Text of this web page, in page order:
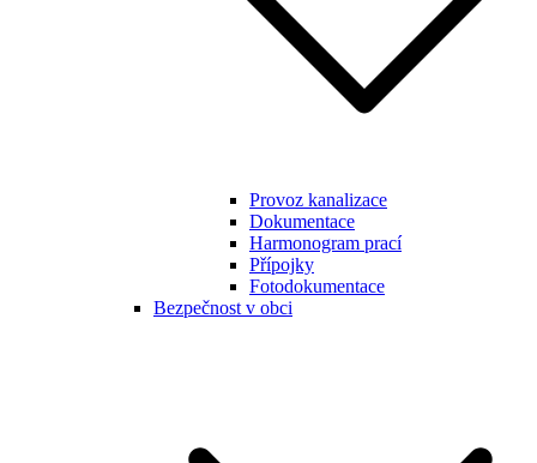
Provoz kanalizace
Dokumentace
Harmonogram prací
Přípojky
Fotodokumentace
Bezpečnost v obci